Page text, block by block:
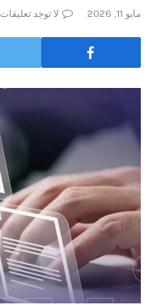
مايو 11, 2026 لا توجد تعليقات